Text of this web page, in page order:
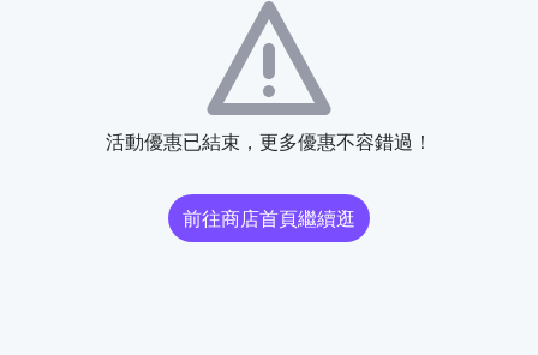
活動優惠已結束，更多優惠不容錯過！
前往商店首頁繼續逛